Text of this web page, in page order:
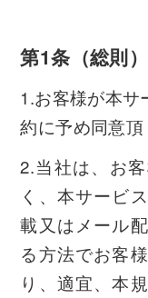
第1条（総則）
1.お客様が本サ
約に予め同意頂
2.当社は、お
く、本サービ
載又はメール
る方法でお客
り、適宜、本